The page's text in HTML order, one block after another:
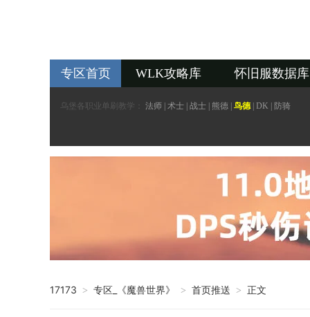
专区首页 WLK攻略库 怀旧服数据库
乌堡各职业单刷教学： 法师 术士 战士 熊德 鸟德| DK 防骑
17173 > 专区_《魔兽世界》 > 首页推送 > 正文